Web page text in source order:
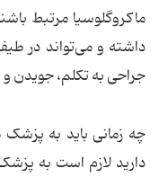
ماکروگلوسیا مرتبط
داشته و می‌تواند در
جراحی به تکلم، جویدن
چه زمانی باید به پزشک
دارید لازم است به